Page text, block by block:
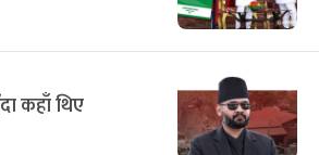
कहाँ थिए